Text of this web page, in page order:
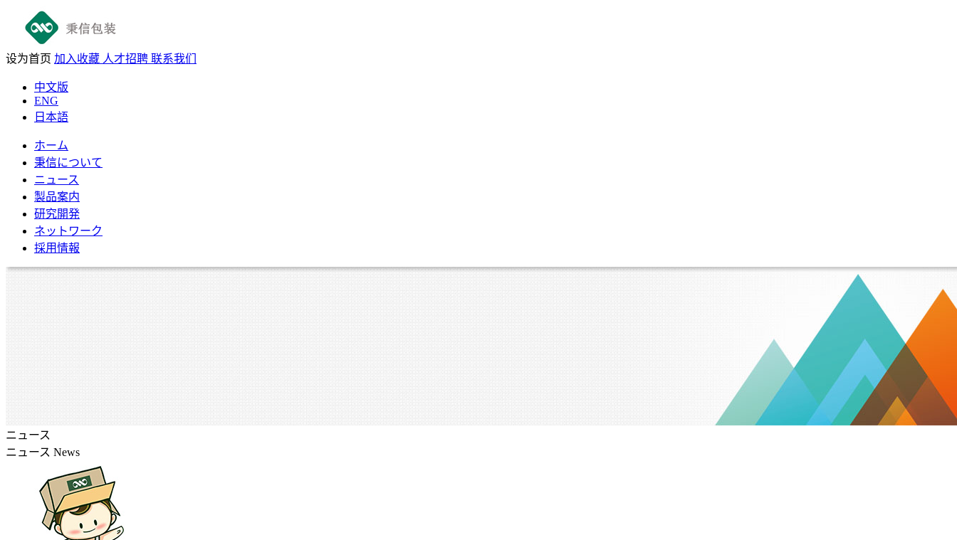
设为首页 加入收藏 人才招聘 联系我们
中文版
ENG
日本語
ホーム
秉信について
ニュース
製品案内
研究開発
ネットワーク
採用情報
ニュース
ニュース News